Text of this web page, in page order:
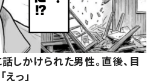
かけられた男性。直後、目
っ」